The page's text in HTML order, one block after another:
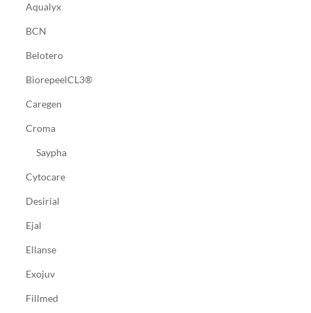
Aqualyx
BCN
Belotero
BiorepeelCL3®
Caregen
Croma
Saypha
Cytocare
Desirial
Ejal
Ellanse
Exojuv
Fillmed